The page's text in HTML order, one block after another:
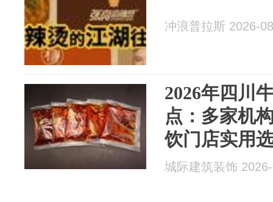
冲浪普拉斯 2026-
2026年四川
点：多家机
饮门店实用
城际建筑装饰